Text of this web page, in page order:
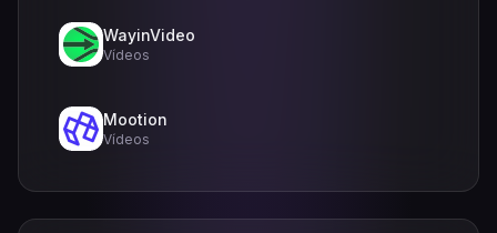
WayinVideo
Vídeos
Mootion
Vídeos